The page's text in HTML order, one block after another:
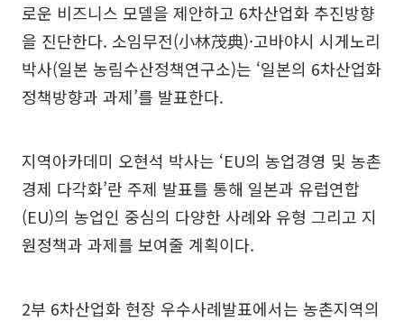
로운 비즈니스 모델을 제안하고 6차산업화 추진방향
을 진단한다. 소임무전(小林茂典)·고바야시 시게노리
박사(일본 농림수산정책연구소)는 ‘일본의 6차산업화
정책방향과 과제’를 발표한다.
지역아카데미 오현석 박사는 ‘EU의 농업경영 및 농촌
경제 다각화’란 주제 발표를 통해 일본과 유럽연합
(EU)의 농업인 중심의 다양한 사례와 유형 그리고 지
원정책과 과제를 보여줄 계획이다.
2부 6차산업화 현장 우수사례발표에서는 농촌지역의